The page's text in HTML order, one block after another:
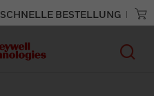
SCHNELLE BESTELLUNG